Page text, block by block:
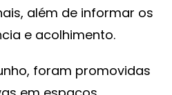
além de informar os
e acolhimento.
foram promovidas